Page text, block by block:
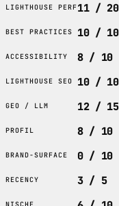
LIGHTHOUSE PERF11 / 20
BEST PRACTICES 10 / 10
ACCESSIBILITY 8 / 10
LIGHTHOUSE SEO 10 / 10
GEO / LLM 12 / 15
PROFIL 8 / 10
BRAND-SURFACE 0 / 10
RECENCY 3 / 5